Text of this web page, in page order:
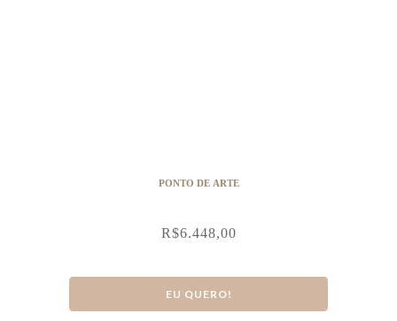
PONTO DE ARTE
R$6.448,00
EU QUERO!